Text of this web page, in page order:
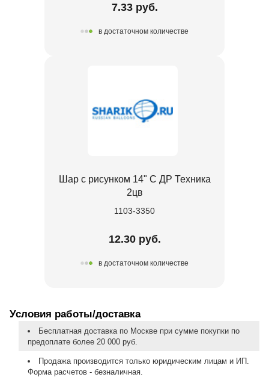
7.33 руб.
в достаточном количестве
Шар с рисунком 14" С ДР Техника
2цв
1103-3350
12.30 руб.
в достаточном количестве
Условия работы/доставка
Бесплатная доставка по Москве при сумме покупки по
предоплате более 20 000 руб.
Продажа производится только юридическим лицам и ИП.
Форма расчетов - безналичная.